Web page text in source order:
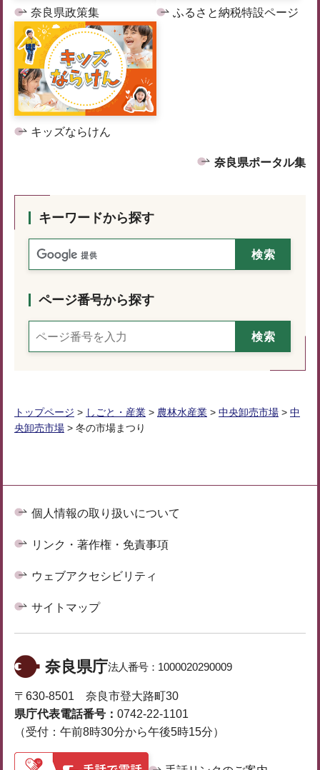
奈良県政策集 ふるさと納税特設ページ
キッズならけん
奈良県ポータル集
キーワードから探す
ページ番号から探す
トップページ > しごと・産業 > 農林水産業 > 中央卸売市場 > 中
央卸売市場 > 冬の市場まつり
個人情報の取り扱いについて
リンク・著作権・免責事項
ウェブアクセシビリティ
サイトマップ
奈良県庁法人番号： 1000020290009
〒630-8501 奈良市登大路町30
県庁代表電話番号： 0742-22-1101
（受付：午前8時30分から午後5時15分）